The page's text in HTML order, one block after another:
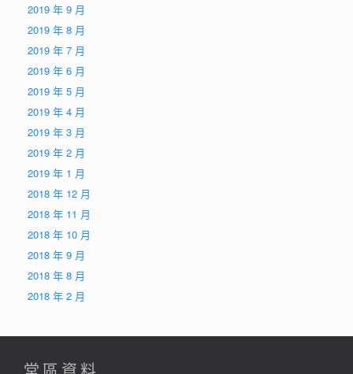
2019 年 9 月
2019 年 8 月
2019 年 7 月
2019 年 6 月
2019 年 5 月
2019 年 4 月
2019 年 3 月
2019 年 2 月
2019 年 1 月
2018 年 12 月
2018 年 11 月
2018 年 10 月
2018 年 9 月
2018 年 8 月
2018 年 2 月